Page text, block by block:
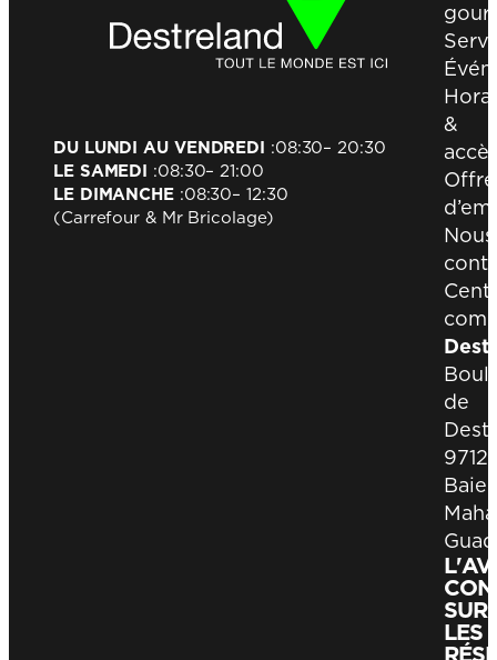
DU LUNDI AU VENDREDI :08:30– 20:30
LE SAMEDI :08:30– 21:00
LE DIMANCHE:08:30– 12:30
(Carrefour & Mr Bricolage)
&
Nous
de
Baie-
SUR
LES